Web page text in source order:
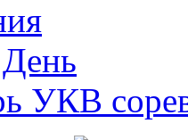
УКВ